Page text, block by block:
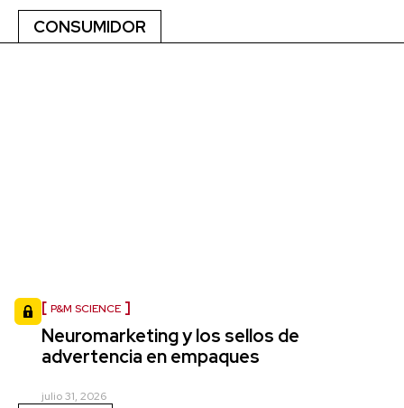
CONSUMIDOR
P&M SCIENCE
Neuromarketing y los sellos de
advertencia en empaques
julio 31, 2026